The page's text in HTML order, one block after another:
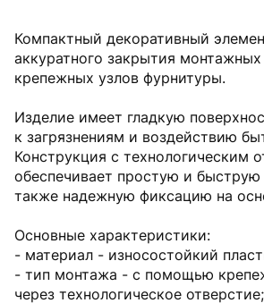
Компактный декоративный
аккуратного закрытия
крепежных узлов фурнитуры.
Изделие имеет гладкую
к загрязнениям и воздействию
Конструкция с технологическим
обеспечивает простую и быструю
также надежную фиксацию на
Основные характеристики:
- материал - износостойкий
- тип монтажа - с помощью
через технологическое отверстие;